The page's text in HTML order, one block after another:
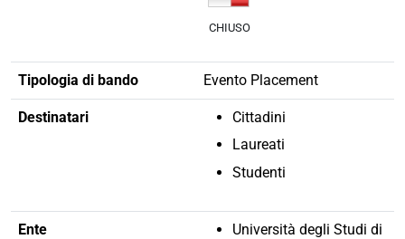
CHIUSO
Tipologia di bando Evento Placement
Destinatari
Cittadini
Laureati
Studenti
Ente
Università degli Studi di